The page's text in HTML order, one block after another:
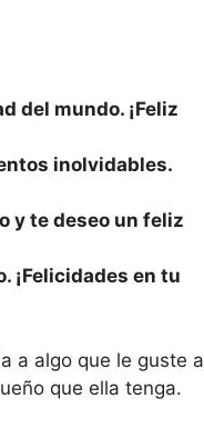
del mundo. ¡Feliz
inolvidables.
y te deseo un feliz
¡Felicidades en tu
a algo que le guste a
que ella tenga.